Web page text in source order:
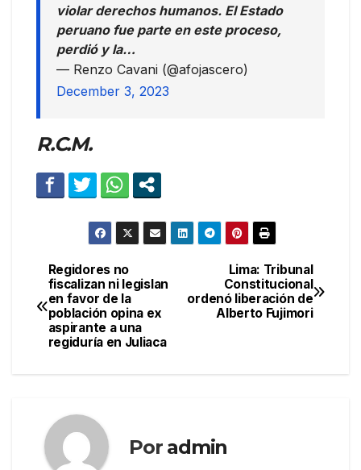
violar derechos humanos. El Estado
peruano fue parte en este proceso,
perdió y la…
— Renzo Cavani (@afojascero)
December 3, 2023
R.C.M.
Navegación
de
entradas
Lima: Tribunal
Constitucional
ordenó liberación de
Alberto Fujimori
Regidores no
fiscalizan ni legislan
en favor de la
población opina ex
aspirante a una
regiduría en Juliaca
Por admin